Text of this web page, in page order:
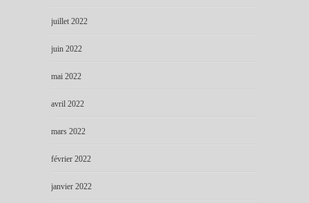
juillet 2022
juin 2022
mai 2022
avril 2022
mars 2022
février 2022
janvier 2022